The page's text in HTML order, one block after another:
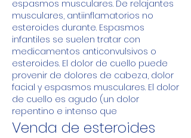
espasmos musculares. De relajantes
musculares, antiinflamatorios no
esteroides durante. Espasmos
infantiles se suelen tratar con
medicamentos anticonvulsivos o
esteroides. El dolor de cuello puede
provenir de dolores de cabeza, dolor
facial y espasmos musculares. El dolor
de cuello es agudo (un dolor
repentino e intenso que
Venda de esteroides